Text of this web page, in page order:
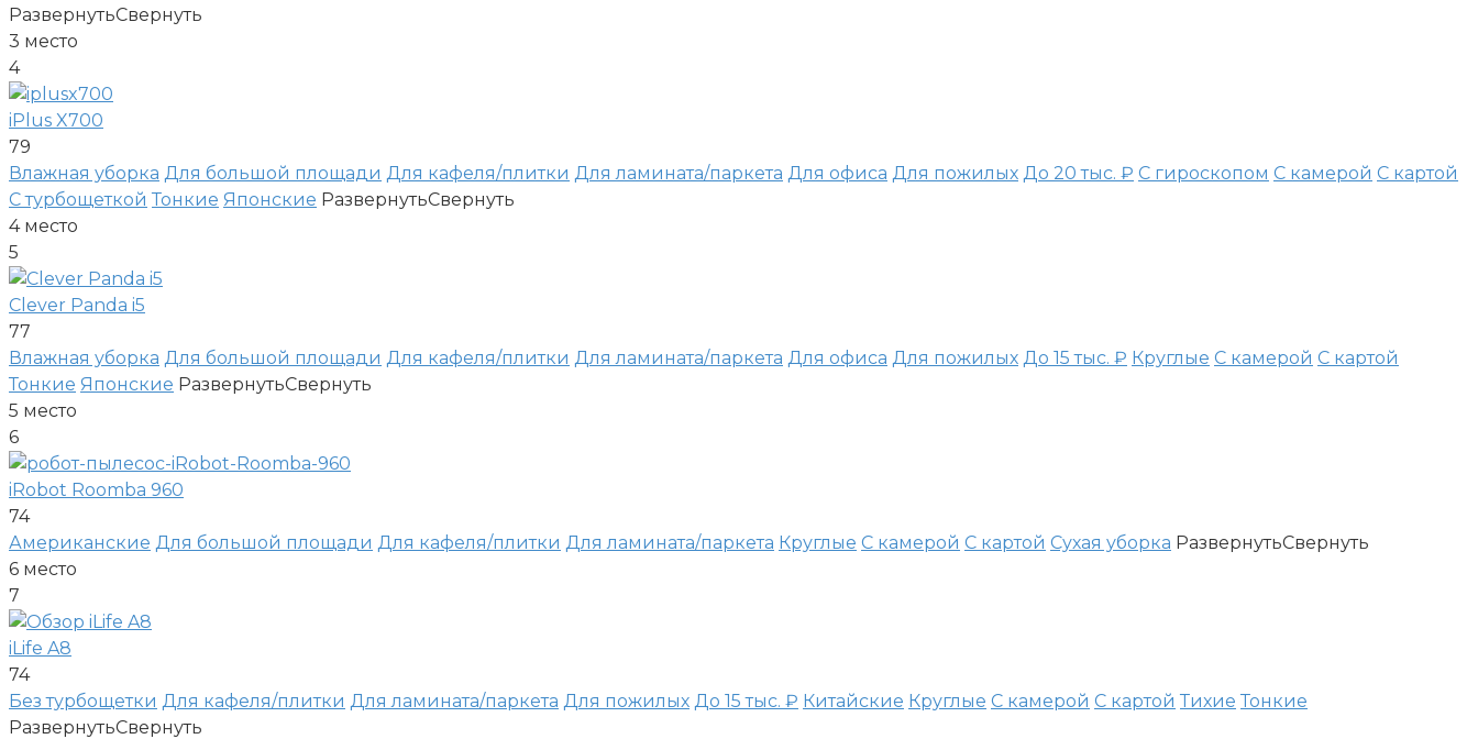
РазвернутьСвернуть
3 место
4
iPlus X700
79
Влажная уборка Для большой площади Для кафеля/плитки Для ламината/паркета Для офиса Для пожилых До 20 тыс. ₽ С гироскопом С камерой С картой
С турбощеткой Тонкие Японские РазвернутьСвернуть
4место
5
Clever Panda i5
77
Влажная уборка Для большой площади Для кафеля/плитки Для ламината/паркета Для офиса Для пожилых До 15 тыс. ₽ Круглые С камерой С картой
Тонкие Японские РазвернутьСвернуть
5 место
6
iRobot Roomba 960
74
Американские Для большой площади Для кафеля/плитки Для ламината/паркета Круглые С камерой С картой Сухая уборка РазвернутьСвернуть
6 место
7
iLife A8
74
Без турбощетки Для кафеля/плитки Для ламината/паркета Для пожилых До 15 тыс. ₽ Китайские Круглые С камерой С картой Тихие Тонкие
РазвернутьСвернуть